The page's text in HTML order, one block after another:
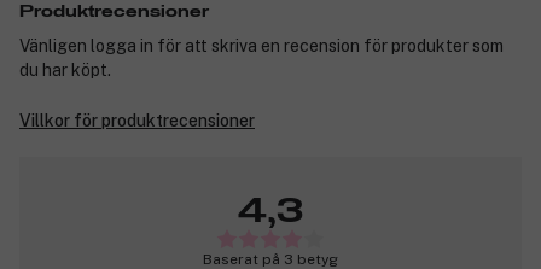
Produktrecensioner
Vänligen logga in för att skriva en recension för produkter som
du har köpt.
Villkor för produktrecensioner
4,3
Baserat på 3 betyg